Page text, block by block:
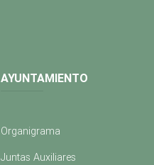
AYUNTAMIENTO
Organigrama
Juntas Auxiliares